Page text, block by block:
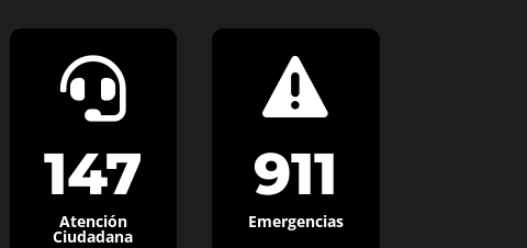

147
Atención
Ciudadana

911
Emergencias